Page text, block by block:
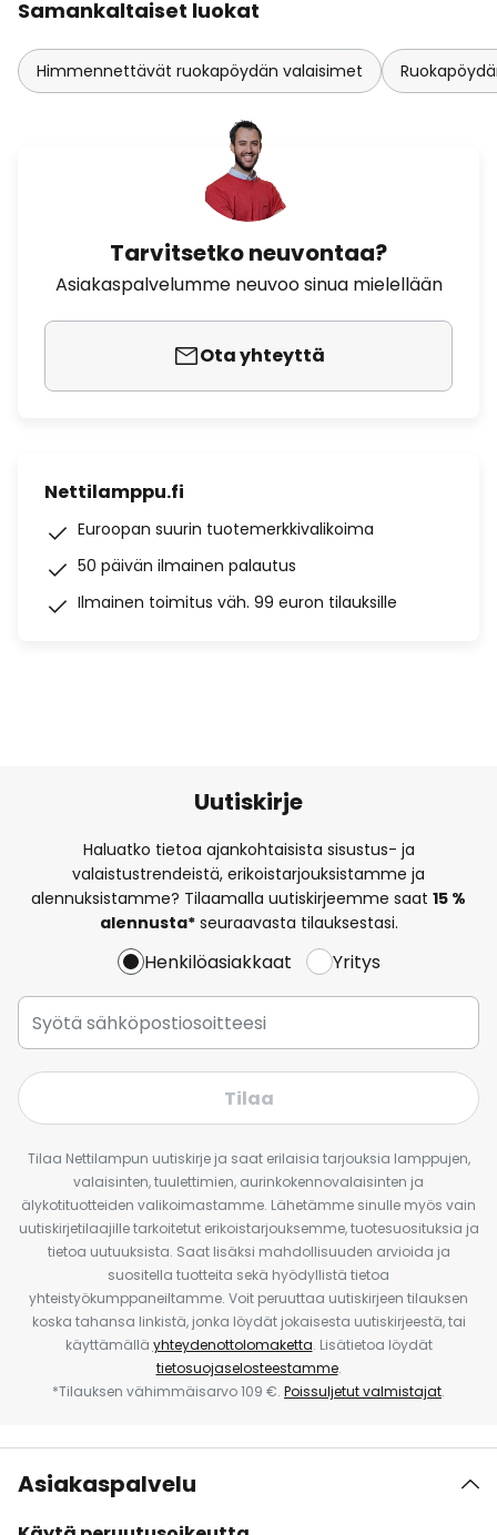
Samankaltaiset luokat
Himmennettävät ruokapöydän valaisimet
Tarvitsetko neuvontaa?
Asiakaspalvelumme neuvoo sinua mielellään
Ota yhteyttä
Nettilamppu.fi
Euroopan suurin tuotemerkkivalikoima
50 päivän ilmainen palautus
Ilmainen toimitus väh. 99 euron tilauksille
Uutiskirje
Haluatko tietoa ajankohtaisista sisustus- ja
valaistustrendeistä, erikoistarjouksistamme ja
alennuksistamme? Tilaamalla uutiskirjeemme saat 15 %
alennusta*seuraavasta tilauksestasi.
Henkilöasiakkaat Yritys
Tilaa
Tilaa Nettilampun uutiskirje ja saat erilaisia tarjouksia lamppujen,
valaisinten, tuulettimien, aurinkokennovalaisinten ja
älykotituotteiden valikoimastamme. Lähetämme sinulle myös vain
uutiskirjetilaajille tarkoitetut erikoistarjouksemme, tuotesuosituksia ja
tietoa uutuuksista. Saat lisäksi mahdollisuuden arvioida ja
suositella tuotteita sekä hyödyllistä tietoa
yhteistyökumppaneiltamme. Voit peruuttaa uutiskirjeen tilauksen
koska tahansa linkistä, jonka löydät jokaisesta uutiskirjeestä, tai
käyttämällä yhteydenottolomaketta. Lisätietoa löydät
tietosuojaselosteestamme.
*Tilauksen vähimmäisarvo 109 €. Poissuljetut valmistajat.
Asiakaspalvelu